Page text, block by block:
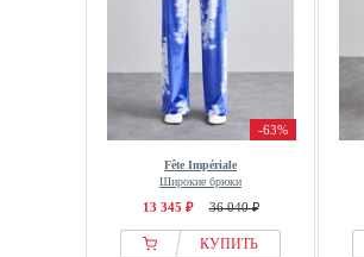
-63%
Fête Impériale
Широкие брюки
13 345 ₽ 36 040 ₽
КУПИТЬ